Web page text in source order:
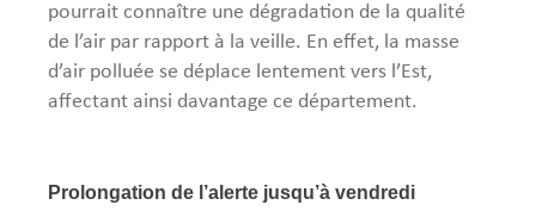
pourrait connaître une dégradation de la qualité
de l’air par rapport à la veille. En effet, la masse
d’air polluée se déplace lentement vers l’Est,
affectant ainsi davantage ce département.
Prolongation de l’alerte jusqu’à vendredi